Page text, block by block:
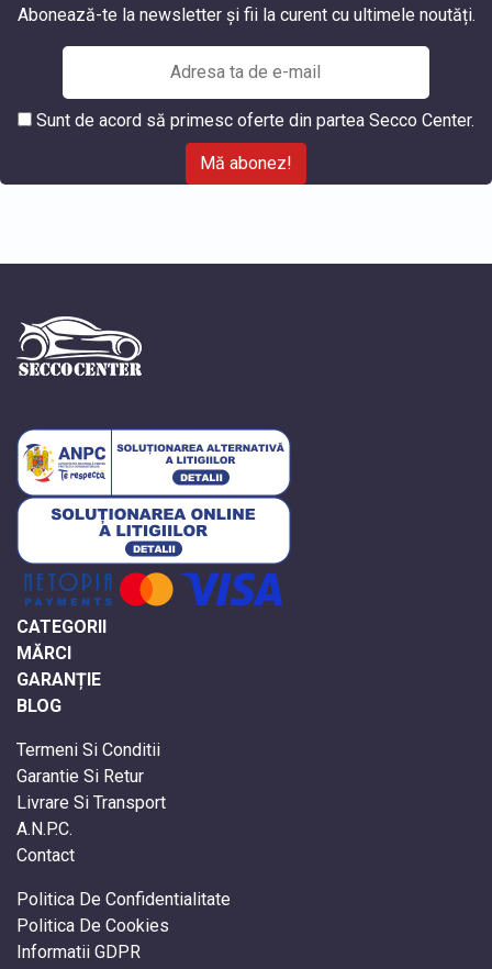
Abonează-te la newsletter și fii la curent cu ultimele noutăți.
Sunt de acord să primesc oferte din partea Secco Center.
Mă abonez!
CATEGORII
MĂRCI
GARANȚIE
BLOG
Termeni Si Conditii
Garantie Si Retur
Livrare Si Transport
A.N.P.C.
Contact
Politica De Confidentialitate
Politica De Cookies
Informatii GDPR